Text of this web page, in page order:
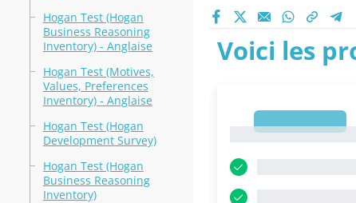
Hogan Test (Hogan
Business Reasoning
Inventory) - Anglaise
Hogan Test (Motives,
Values, Preferences
Inventory) - Anglaise
Hogan Test (Hogan
Development Survey)
Hogan Test (Hogan
Business Reasoning
Inventory)
Voici les